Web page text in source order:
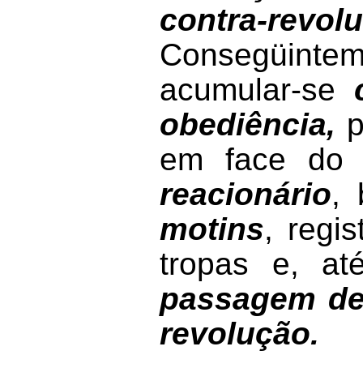
contra-
acumular-se
obediência,
em face
reacionário,
motins,
tropas e,
passagem
revolução.